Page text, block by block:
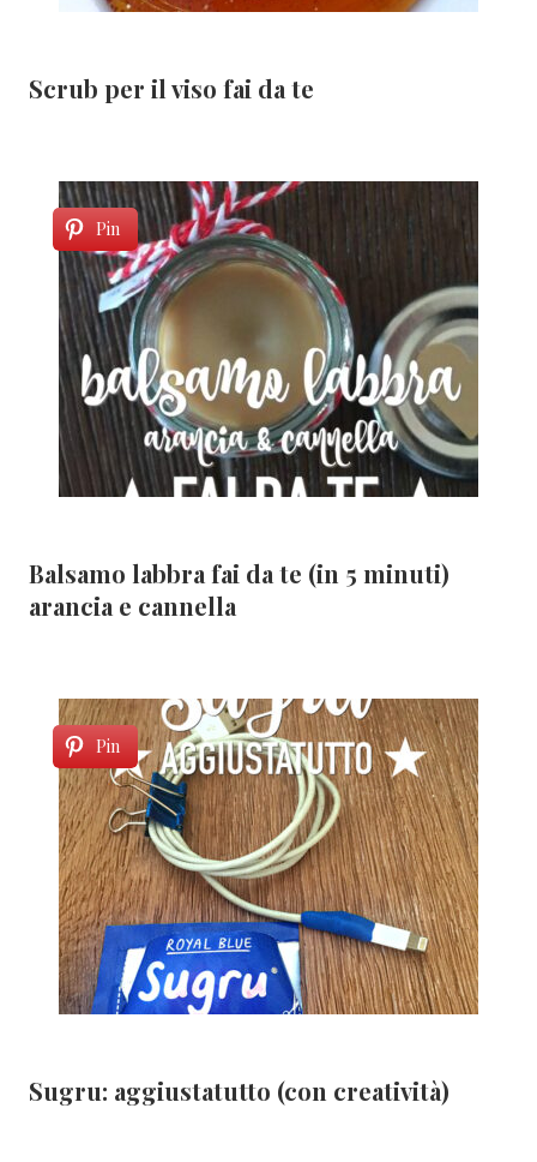
Scrub per il viso fai da te
Pin
Balsamo labbra fai da te (in 5 minuti)
arancia e cannella
Pin
Sugru: aggiustatutto (con creatività)